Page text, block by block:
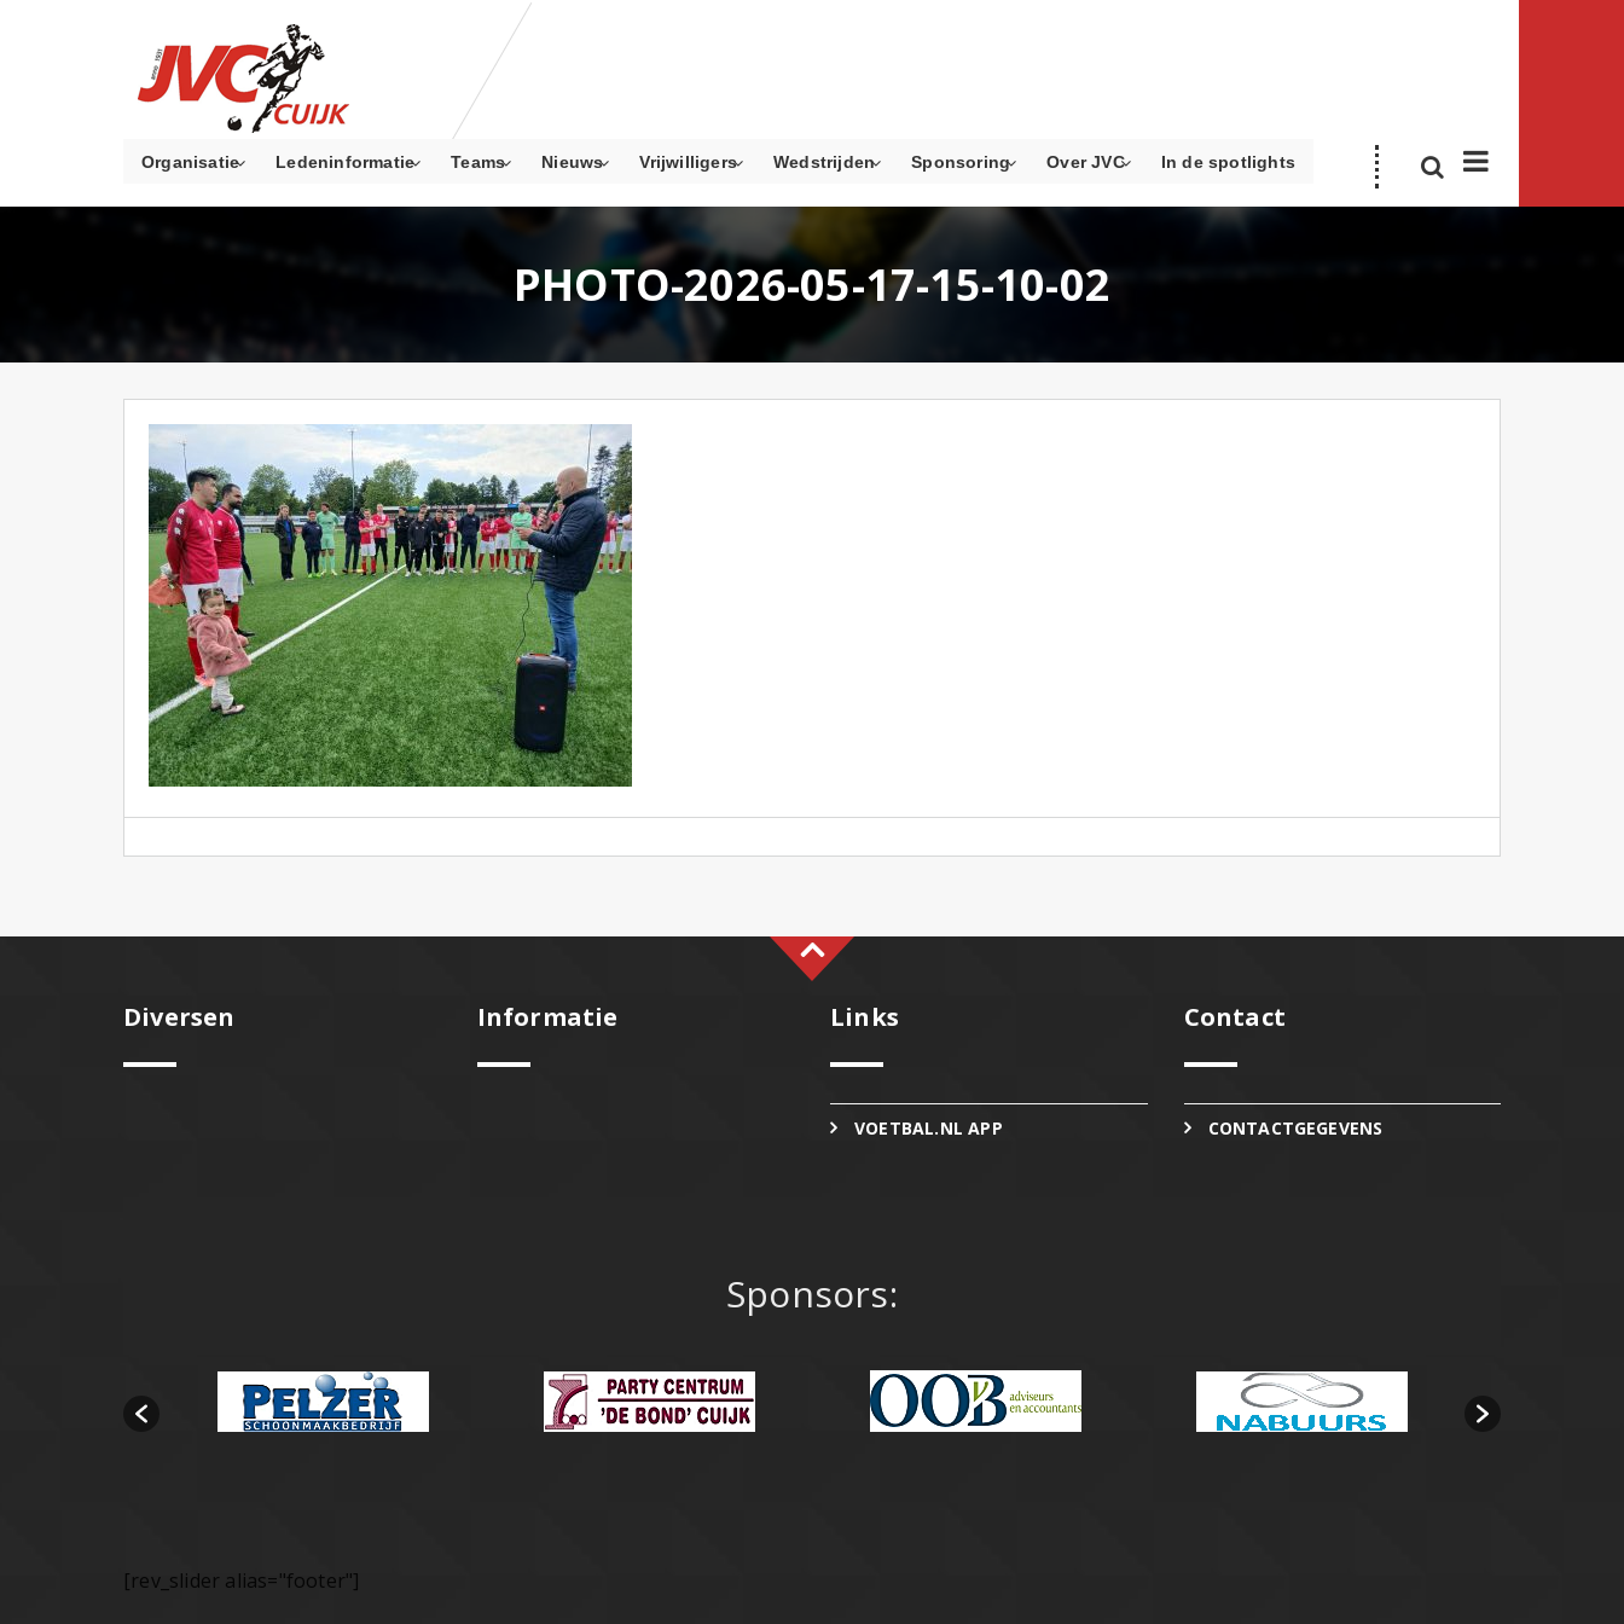
Organisatie Ledeninformatie Teams Nieuws Vrijwilligers Wedstrijden Sponsoring Over JVC In de spotlights
PHOTO-2026-05-17-15-10-02
Diversen Informatie Links
VOETBAL.NL APP
Contact
CONTACTGEGEVENS
Sponsors:
[rev_slider alias="footer"]